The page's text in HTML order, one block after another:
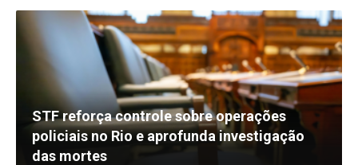
STF reforça controle sobre operações
policiais no Rio e aprofunda investigação
das mortes